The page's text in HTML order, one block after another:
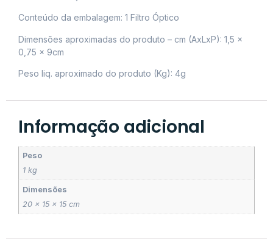
Conteúdo da embalagem: 1 Filtro Óptico
Dimensões aproximadas do produto – cm (AxLxP): 1,5 x
0,75 x 9cm
Peso liq. aproximado do produto (Kg): 4g
Informação adicional
Peso
1 kg
Dimensões
20 × 15 × 15 cm